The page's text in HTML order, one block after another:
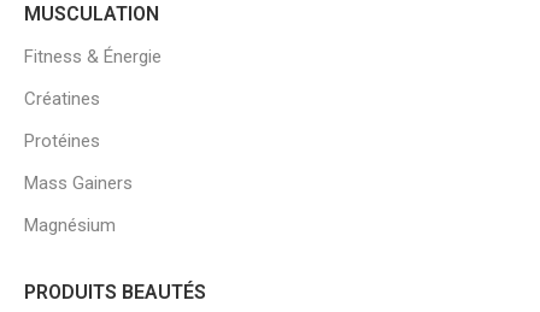
MUSCULATION
Fitness & Énergie
Créatines
Protéines
Mass Gainers
Magnésium
PRODUITS BEAUTÉS